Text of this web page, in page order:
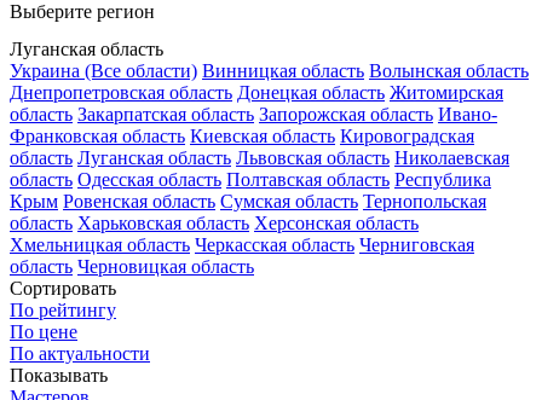
Выберите регион
Луганская область
Украина (Все области) Винницкая область Волынская область
Днепропетровская область Донецкая область Житомирская
область Закарпатская область Запорожская область Ивано-
Франковская область Киевская область Кировоградская
область Луганская область Львовская область Николаевская
область Одесская область Полтавская область Республика
Крым Ровенская область Сумская область Тернопольская
область Харьковская область Херсонская область
Хмельницкая область Черкасская область Черниговская
область Черновицкая область
Сортировать
По рейтингу
По цене
По актуальности
Показывать